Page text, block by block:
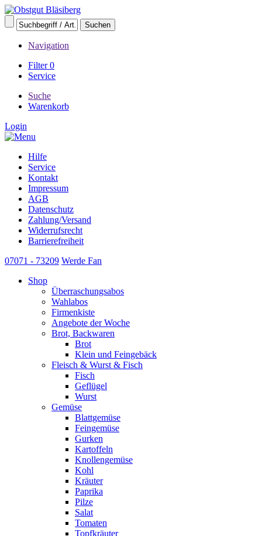
Navigation
Filter0
Service
Suche
Warenkorb
Login
Hilfe
Service
Kontakt
Impressum
AGB
Datenschutz
Zahlung/Versand
Widerrufsrecht
Barrierefreiheit
07071 - 73209 Werde Fan
Shop
Überraschungsabos
Wahlabos
Firmenkiste
Angebote der Woche
Brot, Backwaren
Brot
Klein und Feingebäck
Fleisch & Wurst & Fisch
Fisch
Geflügel
Wurst
Gemüse
Blattgemüse
Feingemüse
Gurken
Kartoffeln
Knollengemüse
Kohl
Kräuter
Paprika
Pilze
Salat
Tomaten
Topfkräuter